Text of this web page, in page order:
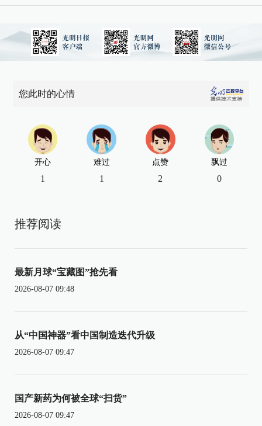
您此时的心情
开心
1
难过
1
点赞
2
飘过
0
推荐阅读
最新月球“宝藏图”抢先看
2026-08-07 09:48
从“中国神器”看中国制造迭代升级
2026-08-07 09:47
国产新药为何被全球“扫货”
2026-08-07 09:47